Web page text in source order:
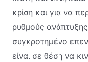
κρίση και για να
ρυθμούς
συγκροτημένο
είναι σε θέση να